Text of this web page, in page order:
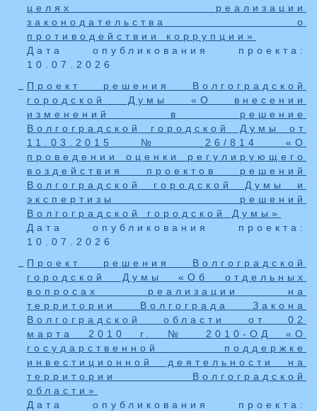
целях реализации
законодательства о
противодействии коррупции»
Дата опубликования проекта:
10.07.2026
Проект решения Волгоградской
городской Думы «О внесении
изменений в решение
Волгоградской городской Думы от
11.03.2015 № 26/814 «О
проведении оценки регулирующего
воздействия проектов решений
Волгоградской городской Думы и
экспертизы решений
Волгоградской городской Думы»
Дата опубликования проекта:
10.07.2026
Проект решения Волгоградской
городской Думы «Об отдельных
вопросах реализации на
территории Волгограда Закона
Волгоградской области от 02
марта 2010 г. № 2010-ОД «О
государственной поддержке
инвестиционной деятельности на
территории Волгоградской
области»
Дата опубликования проекта: